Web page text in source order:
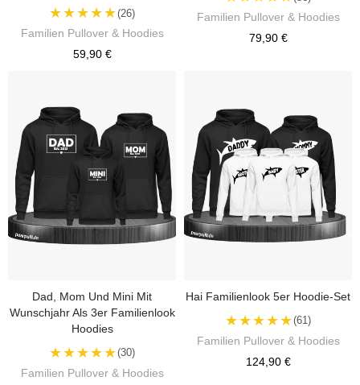
★★★★★(26)
Familien Pullover & Hoodies
59,90 €
Familien Pullover & Hoodies
79,90 €
Dad, Mom Und Mini Mit
Wunschjahr Als 3er Familienlook
Hoodies
★★★★★(30)
Familien Pullover & Hoodies
Hai Familienlook 5er Hoodie-Set
★★★★★(61)
Familien Pullover & Hoodies
124,90 €